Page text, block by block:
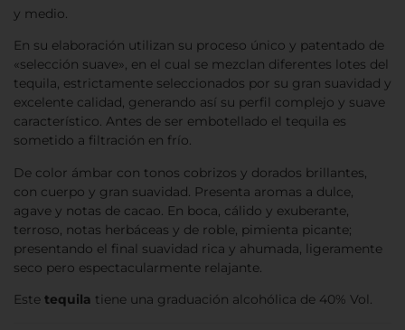
y medio.
En su elaboración utilizan su proceso único y patentado de
«selección suave», en el cual se mezclan diferentes lotes del
tequila, estrictamente seleccionados por su gran suavidad y
excelente calidad, generando así su perfil complejo y suave
característico. Antes de ser embotellado el tequila es
sometido a filtración en frío.
De color ámbar con tonos cobrizos y dorados brillantes,
con cuerpo y gran suavidad. Presenta aromas a dulce,
agave y notas de cacao. En boca, cálido y exuberante,
terroso, notas herbáceas y de roble, pimienta picante;
presentando el final suavidad rica y ahumada, ligeramente
seco pero espectacularmente relajante.
Este tequila tiene una graduación alcohólica de 40% Vol.